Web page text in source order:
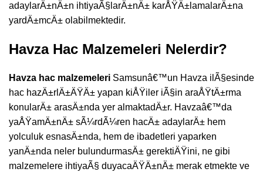
adaylarÄ±nÄ±n ihtiyaÃ§larÄ±nÄ± karÅŸÄ±lamalarÄ±na
yardÄ±mcÄ± olabilmektedir.
Havza Hac Malzemeleri Nelerdir?
Havza hac malzemeleri Samsunâ€™un Havza ilÃ§esinde
hac hazÄ±rlÄ±ÄŸÄ± yapan kiÅŸiler iÃ§in araÅŸtÄ±rma
konularÄ± arasÄ±nda yer almaktadÄ±r. Havzaâ€™da
yaÅŸamÄ±nÄ± sÃ¼rdÃ¼ren hacÄ± adaylarÄ± hem
yolculuk esnasÄ±nda, hem de ibadetleri yaparken
yanÄ±nda neler bulundurmasÄ± gerektiÄŸini, ne gibi
malzemelere ihtiyaÃ§ duyacaÄŸÄ±nÄ± merak etmekte ve